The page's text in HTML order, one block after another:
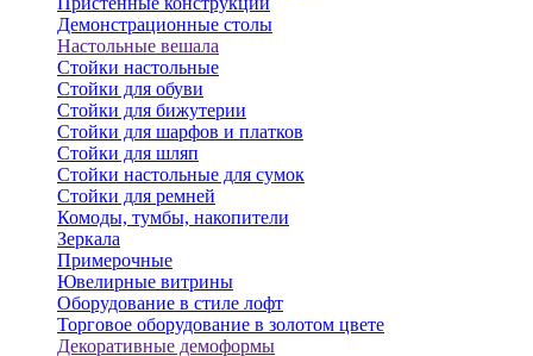
Демонстрационные столы
Настольные вешала
Стойки настольные
Стойки для обуви
Стойки для бижутерии
Стойки для шарфов и платков
Стойки для шляп
Стойки настольные для сумок
Стойки для ремней
Комоды, тумбы, накопители
Зеркала
Примерочные
Ювелирные витрины
Оборудование в стиле лофт
Торговое оборудование в золотом цвете
Декоративные демоформы